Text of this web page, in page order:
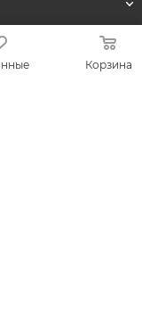
Корзина